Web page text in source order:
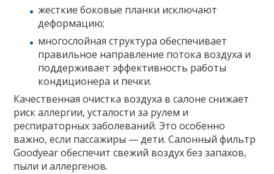
жесткие боковые планки исключают
деформацию;
многослойная структура обеспечивает
правильное направление потока воздуха и
поддерживает эффективность работы
кондиционера и печки.
Качественная очистка воздуха в салоне снижает
риск аллергии, усталости за рулем и
респираторных заболеваний. Это особенно
важно, если пассажиры — дети. Салонный фильтр
Goodyear обеспечит свежий воздух без запахов,
пыли и аллергенов.